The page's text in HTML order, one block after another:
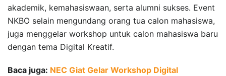
akademik, kemahasiswaan, serta alumni sukses. Event
NKBO selain mengundang orang tua calon mahasiswa,
juga menggelar workshop untuk calon mahasiswa baru
dengan tema Digital Kreatif.
Baca juga: NEC Giat Gelar Workshop Digital